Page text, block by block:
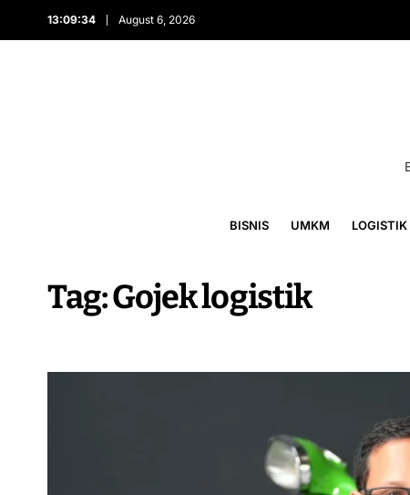
13:09:35 August 6, 2026
BISNIS UMKM LOGISTIK
Tag:Gojek logistik